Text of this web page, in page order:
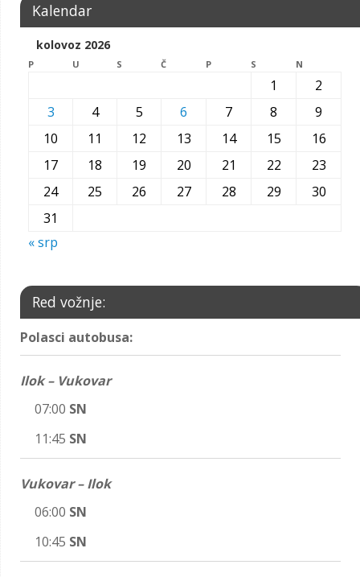
Kalendar
kolovoz 2026
P U S Č P S N
1
2
3
4 5 6 7 8
9
10
11 12 13 14 15
16
17
18 19 20 21 22
23
24
25 26 27 28 29
30
31
« srp
Red vožnje:
Polasci autobusa:
Ilok – Vukovar
07:00 SN
11:45 SN
Vukovar – Ilok
06:00 SN
10:45 SN